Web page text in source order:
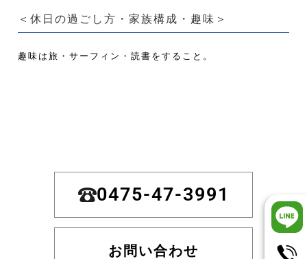
＜休日の過ごし方・家族構成・趣味＞
趣味は旅・サーフィン・読書をすること。
0475-47-3991
お問い合わせ